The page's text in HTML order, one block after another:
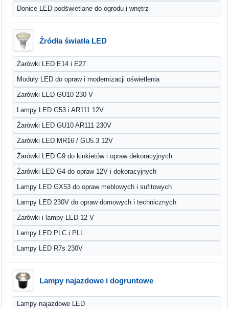
Donice LED podświetlane do ogrodu i wnętrz
Źródła światła LED
Żarówki LED E14 i E27
Moduły LED do opraw i modernizacji oświetlenia
Żarówki LED GU10 230 V
Lampy LED G53 i AR111 12V
Żarówki LED GU10 AR111 230V
Żarówki LED MR16 / GU5.3 12V
Żarówki LED G9 do kinkietów i opraw dekoracyjnych
Żarówki LED G4 do opraw 12V i dekoracyjnych
Lampy LED GX53 do opraw meblowych i sufitowych
Lampy LED 230V do opraw domowych i technicznych
Żarówki i lampy LED 12 V
Lampy LED PLC i PLL
Lampy LED R7s 230V
Lampy najazdowe i dogruntowe
Lampy najazdowe LED